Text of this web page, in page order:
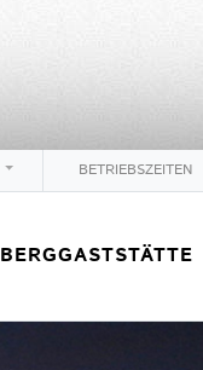
BETRIEBSZEITEN
BERGGASTSTÄTTE